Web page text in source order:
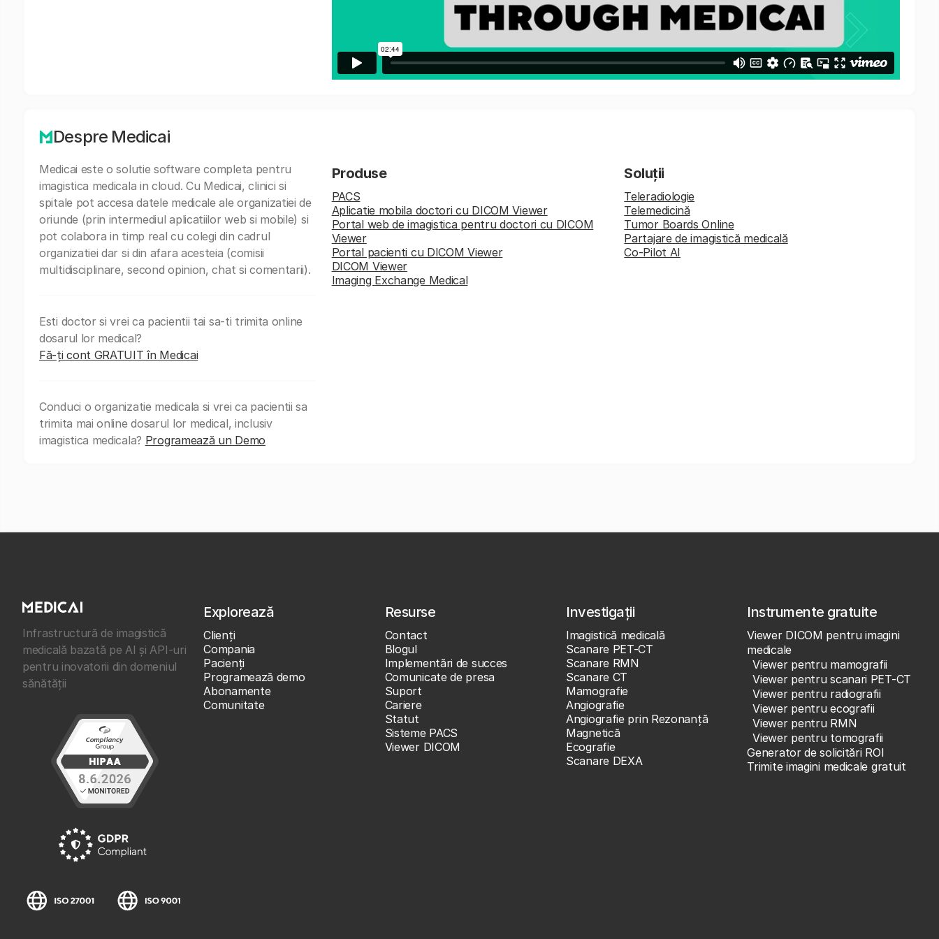
Despre Medicai
Medicai este o solutie software completa pentru
imagistica medicala in cloud. Cu Medicai, clinici si
spitale pot accesa datele medicale ale organizatiei de
oriunde (prin intermediul aplicatiilor web si mobile) si
pot colabora in timp real cu colegi din cadrul
organizatiei dar si din afara acesteia (comisii
multidisciplinare, second opinion, chat si comentarii).
Esti doctor si vrei ca pacientii tai sa-ti trimita online
dosarul lor medical?
Fă-ți cont GRATUIT în Medicai
Conduci o organizatie medicala si vrei ca pacientii sa
trimita mai online dosarul lor medical, inclusiv
imagistica medicala? Programează un Demo
Produse
PACS
Aplicatie mobila doctori cu DICOM Viewer
Portal web de imagistica pentru doctori cu DICOM
Viewer
Portal pacienti cu DICOM Viewer
DICOM Viewer
Imaging Exchange Medical
Soluții
Teleradiologie
Telemedicină
Tumor Boards Online
Partajare de imagistică medicală
Co-Pilot AI
Infrastructură de imagistică
medicală bazată pe AI și API-uri
pentru inovatorii din domeniul
sănătății
Explorează
Clienţi
Compania
Pacienți
Programează demo
Abonamente
Comunitate
Resurse
Contact
Blogul
Implementări de succes
Comunicate de presa
Suport
Cariere
Statut
Sisteme PACS
Viewer DICOM
Investigații
Imagistică medicală
Scanare PET-CT
Scanare RMN
Scanare CT
Mamografie
Angiografie
Angiografie prin Rezonanță
Magnetică
Ecografie
Scanare DEXA
Instrumente gratuite
Viewer DICOM pentru imagini
medicale
Viewer pentru mamografii
Viewer pentru scanari PET-CT
Viewer pentru radiografii
Viewer pentru ecografii
Viewer pentru RMN
Viewer pentru tomografii
Generator de solicitări ROI
Trimite imagini medicale gratuit